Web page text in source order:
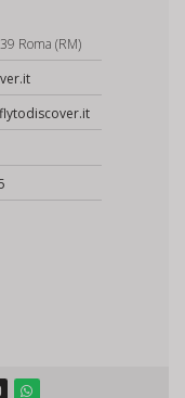
Roma (RM)